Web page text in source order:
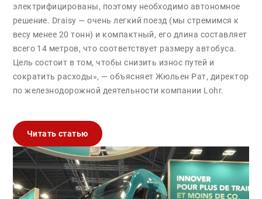
электрифицированы, поэтому необходимо автономное
решение. Draisy — очень легкий поезд (мы стремимся к
весу менее 20 тонн) и компактный, его длина составляет
всего 14 метров, что соответствует размеру автобуса.
Цель состоит в том, чтобы снизить износ путей и
сократить расходы», — объясняет Жюльен Рат, директор
по железнодорожной деятельности компании Lohr.
Читать статью